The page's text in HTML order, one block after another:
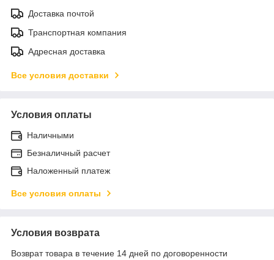
Доставка почтой
Транспортная компания
Адресная доставка
Все условия доставки
Условия оплаты
Наличными
Безналичный расчет
Наложенный платеж
Все условия оплаты
Условия возврата
Возврат товара в течение 14 дней по договоренности